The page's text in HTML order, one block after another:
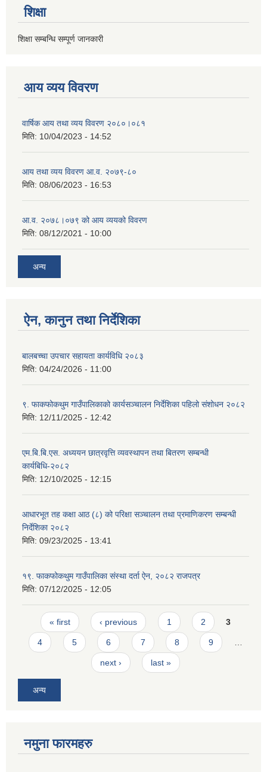
शिक्षा
शिक्षा सम्बन्धि सम्पूर्ण जानकारी
आय व्यय विवरण
वार्षिक आय तथा व्यय विवरण २०८०।०८१
मिति: 10/04/2023 - 14:52
आय तथा व्यय विवरण आ.व. २०७९-८०
मिति: 08/06/2023 - 16:53
आ.व. २०७८।०७९ को आय व्ययको विवरण
मिति: 08/12/2021 - 10:00
अन्य
ऐन, कानुन तथा निर्देशिका
बालबच्चा उपचार सहायता कार्यविधि २०८३
मिति: 04/24/2026 - 11:00
९. फाकफोकथुम गाउँपालिकाको कार्यसञ्चालन निर्देशिका पहिलो संशोधन २०८२
मिति: 12/11/2025 - 12:42
एम.बि.बि.एस. अध्ययन छात्रवृत्ति व्यवस्थापन तथा बितरण सम्बन्धी
कार्यबिधि-२०८२
मिति: 12/10/2025 - 12:15
आधारभूत तह कक्षा आठ (८) को परिक्षा सञ्चालन तथा प्रमाणिकरण सम्बन्धी
निर्देशिका २०८२
मिति: 09/23/2025 - 13:41
१९. फाकफोकथुम गाउँपालिका संस्था दर्ता ऐन, २०८२ राजपत्र
मिति: 07/12/2025 - 12:05
Pages
« first ‹ previous 1 2 3
4 5 6 7 8 9
next › last »
अन्य
नमुना फारमहरु